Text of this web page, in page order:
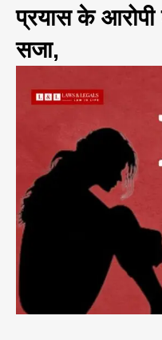
प्रयास के
सजा,